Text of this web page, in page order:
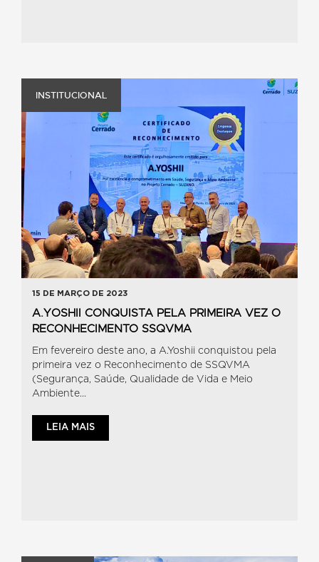
INSTITUCIONAL
15 DE MARÇO DE 2023
A.YOSHII CONQUISTA PELA PRIMEIRA VEZ O
RECONHECIMENTO SSQVMA
Em fevereiro deste ano, a A.Yoshii conquistou pela
primeira vez o Reconhecimento de SSQVMA
(Segurança, Saúde, Qualidade de Vida e Meio
Ambiente...
LEIA MAIS